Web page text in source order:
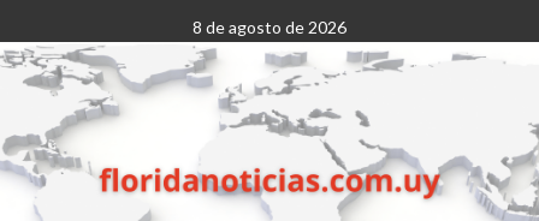
al
contenido
8 de agosto de 2026